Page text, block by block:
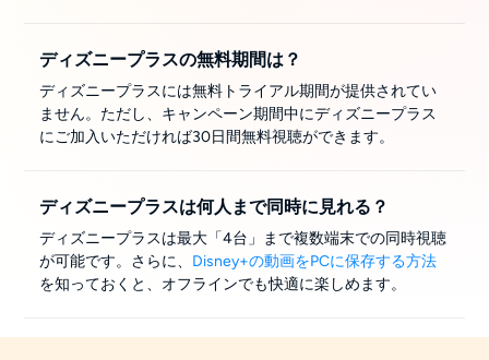
ディズニープラスの無料期間は？
ディズニープラスには無料トライアル期間が提供されてい
ません。ただし、キャンペーン期間中にディズニープラス
にご加入いただければ30日間無料視聴ができます。
ディズニープラスは何人まで同時に見れる？
ディズニープラスは最大「4台」まで複数端末での同時視聴
が可能です。さらに、 Disney+の動画をPCに保存する方法
を知っておくと、オフラインでも快適に楽しめます。